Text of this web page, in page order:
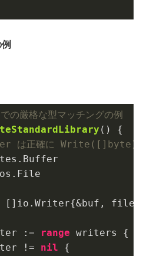
厳格な型マッチングの例
()
{
は正確に
file}
:= range writers {
!= nil {